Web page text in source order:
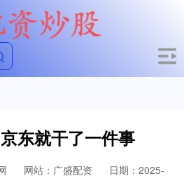
东就干了一件事
网站：广盛配资
日期：2025-